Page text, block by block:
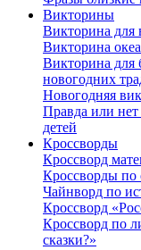
Викторины
Викторина для
Викторина
Викторина
новогодних
Новогодняя
Правда или
детей
Кроссворды
Кроссворд
Кроссворды по
Чайнворд по
Кроссворд
Кроссворд по
сказки?»